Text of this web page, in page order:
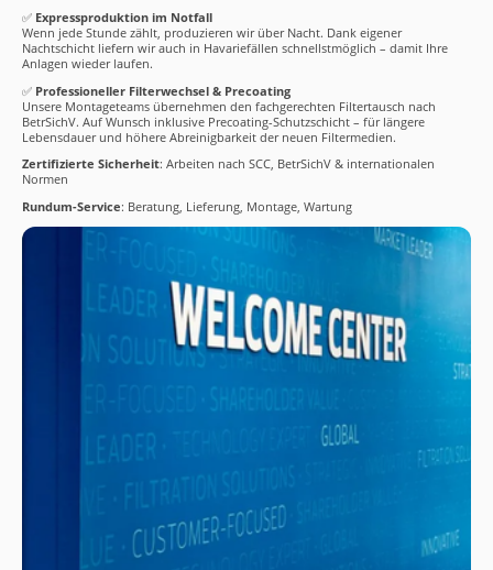
✅ Expressproduktion im Notfall
Wenn jede Stunde zählt, produzieren wir über Nacht. Dank eigener
Nachtschicht liefern wir auch in Havariefällen schnellstmöglich – damit Ihre
Anlagen wieder laufen.
✅ Professioneller Filterwechsel & Precoating
Unsere Montageteams übernehmen den fachgerechten Filtertausch nach
BetrSichV. Auf Wunsch inklusive Precoating-Schutzschicht – für längere
Lebensdauer und höhere Abreinigbarkeit der neuen Filtermedien.
Zertifizierte Sicherheit: Arbeiten nach SCC, BetrSichV & internationalen
Normen
Rundum-Service: Beratung, Lieferung, Montage, Wartung